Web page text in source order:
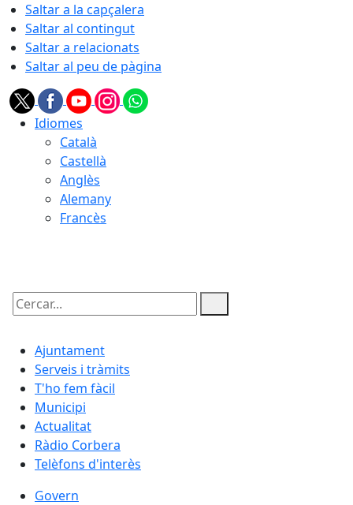
Saltar a la capçalera
Saltar al contingut
Saltar a relacionats
Saltar al peu de pàgina
Idiomes
Català
Castellà
Anglès
Alemany
Francès
Cercar:
Ajuntament
Serveis i tràmits
T'ho fem fàcil
Municipi
Actualitat
Ràdio Corbera
Telèfons d'interès
Govern